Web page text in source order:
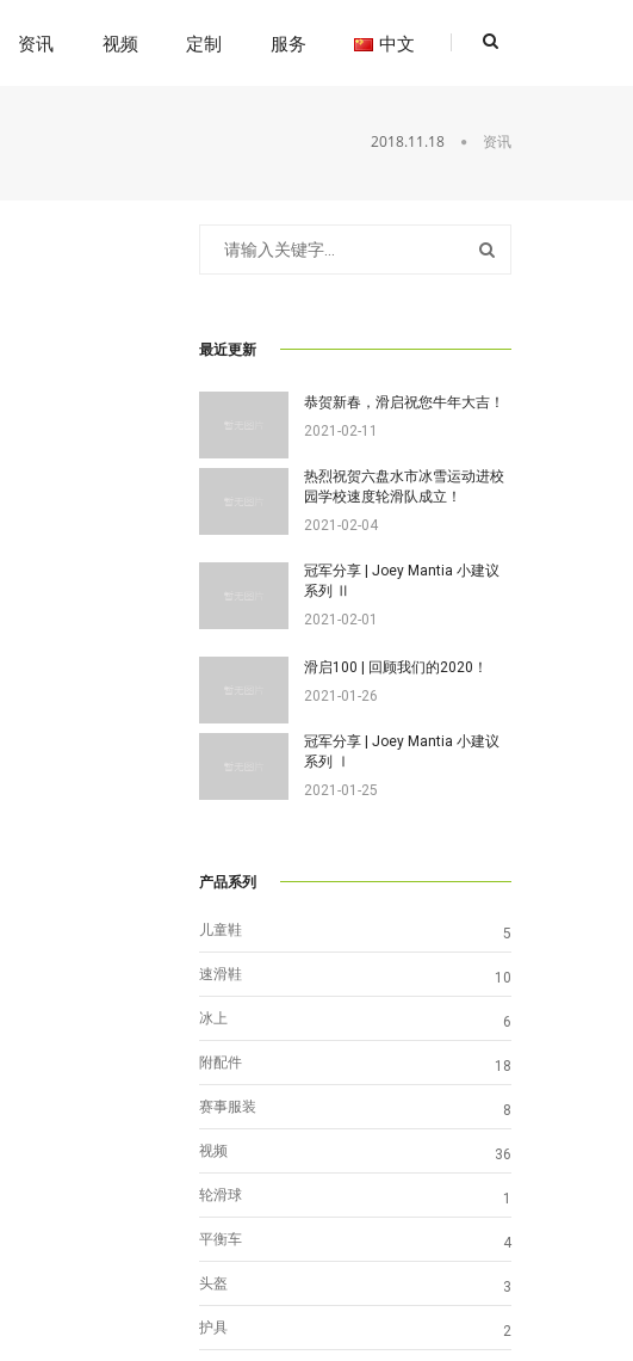
资讯 视频 定制 服务 中文
2018.11.18 资讯
最近更新
恭贺新春，滑启祝您牛年大吉！
2021-02-11
热烈祝贺六盘水市冰雪运动进校
园学校速度轮滑队成立！
2021-02-04
冠军分享 | Joey Mantia 小建议
系列 Ⅱ
2021-02-01
滑启100 | 回顾我们的2020！
2021-01-26
冠军分享 | Joey Mantia 小建议
系列 Ⅰ
2021-01-25
产品系列
儿童鞋 5
速滑鞋 10
冰上 6
附配件 18
赛事服装 8
视频 36
轮滑球 1
平衡车 4
头盔 3
护具 2